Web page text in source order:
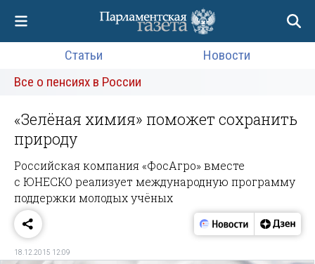
Статьи
Новости
Все о пенсиях в России
«Зелёная химия» поможет сохранить
природу
Российская компания «ФосАгро» вместе
с ЮНЕСКО реализует международную программу
поддержки молодых учёных
18.12.2015 12:09